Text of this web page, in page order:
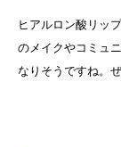
ヒアルロン酸リッ
のメイクやコミュ
なりそうですね。